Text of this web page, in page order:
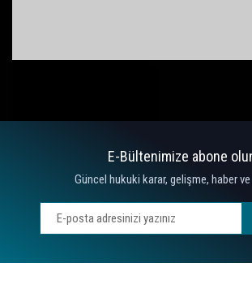
E-Bültenimize abone
Güncel hukuki karar, gelişme, haber